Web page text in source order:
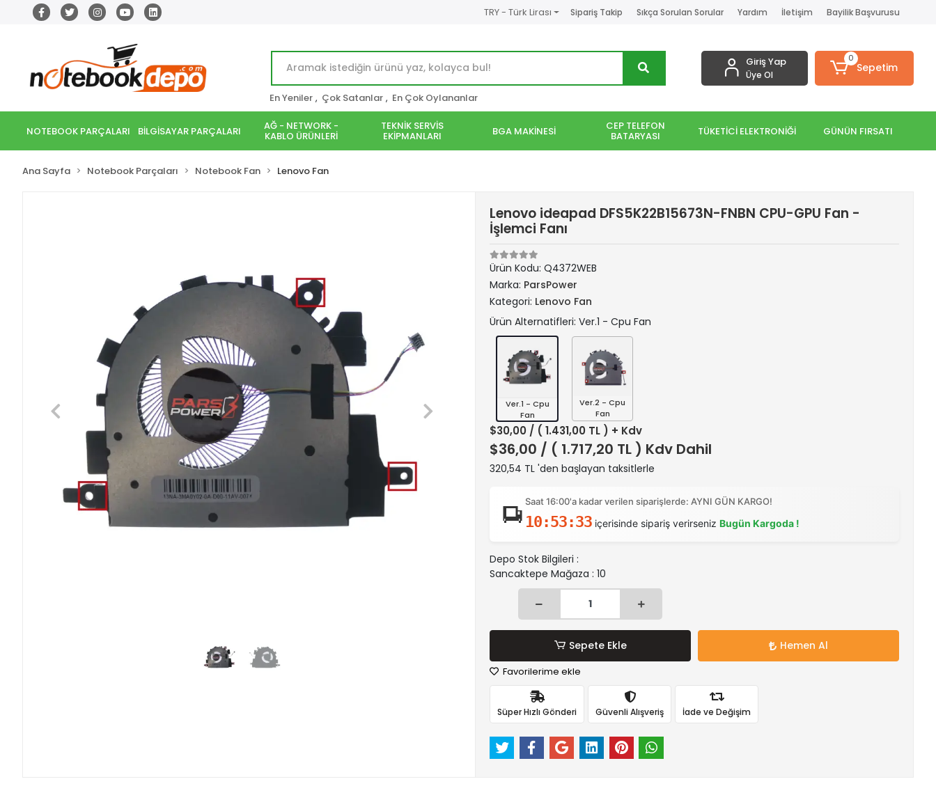
TRY - Türk Lirası Sipariş Takip Sıkça Sorulan Sorular Yardım İletişim Bayilik Başvurusu
En Yeniler , Çok Satanlar , En Çok Oylananlar
Giriş Yap
Üye Ol
0
Sepetim
NOTEBOOK PARÇALARI BİLGİSAYAR PARÇALARI AĞ - NETWORK -
KABLO ÜRÜNLERİ
TEKNİK SERVİS
EKİPMANLARI BGA MAKİNESİ CEP TELEFON
BATARYASI TÜKETİCİ ELEKTRONİĞİ GÜNÜN FIRSATI
Ana Sayfa Notebook Parçaları Notebook Fan Lenovo Fan
Lenovo ideapad DFS5K22B15673N-FNBN CPU-GPU Fan -
İşlemci Fanı
Ürün Kodu: Q4372WEB
Marka: ParsPower
Kategori: Lenovo Fan
Ürün Alternatifleri: Ver.1 - Cpu Fan
Ver.1 - Cpu
Fan
Ver.2 - Cpu
Fan
$30,00 / ( 1.431,00 TL ) + Kdv
$36,00 / ( 1.717,20 TL ) Kdv Dahil
320,54 TL 'den başlayan taksitlerle
Saat 16:00'a kadar verilen siparişlerde: AYNI GÜN KARGO!
10:53:32 içerisinde sipariş verirseniz Bugün Kargoda !
Depo Stok Bilgileri :
Sancaktepe Mağaza : 10
Sepete Ekle Hemen Al
Favorilerime ekle
Süper Hızlı Gönderi Güvenli Alışveriş İade ve Değişim